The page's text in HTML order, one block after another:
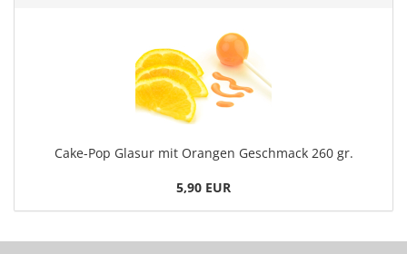
Cake-Pop Glasur mit Orangen Geschmack 260 gr.
5,90 EUR